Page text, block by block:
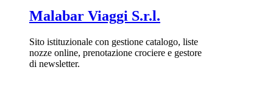
Malabar Viaggi S.r.l.
Sito istituzionale con gestione catalogo, liste
nozze online, prenotazione crociere e gestore
di newsletter.